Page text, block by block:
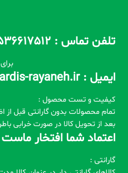
تلفن تماس : 02536617512 - 09126527173 - 09100557173 ساعات پاسخگویی : 10 الی 14 / 17 الی 22
ایمیل : shop@pardis-rayaneh.ir
کیفیت و تست محصول :
بعد از تحویل کالا در صورت خرابی
اعتماد شما افتخار ماست
گارانتی :